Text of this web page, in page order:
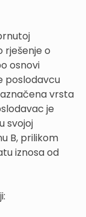
rješenje o
osnovi
poslodavcu
vrsta
je
svojoj
B, prilikom
iznosa od